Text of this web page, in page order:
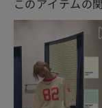
このアイテムの